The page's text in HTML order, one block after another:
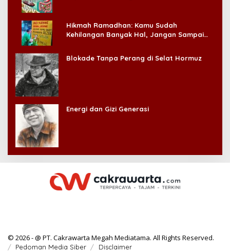
Hikmah Ramadhan: Kamu Sudah
Kehilangan Banyak Hal, Jangan Sampai
Blokade Tanpa Perang di Selat Hormuz
Energi dan Gizi Generasi
© 2026 - @ PT. Cakrawarta Megah Mediatama. All Rights Reserved.
Pedoman Media Siber Disclaimer